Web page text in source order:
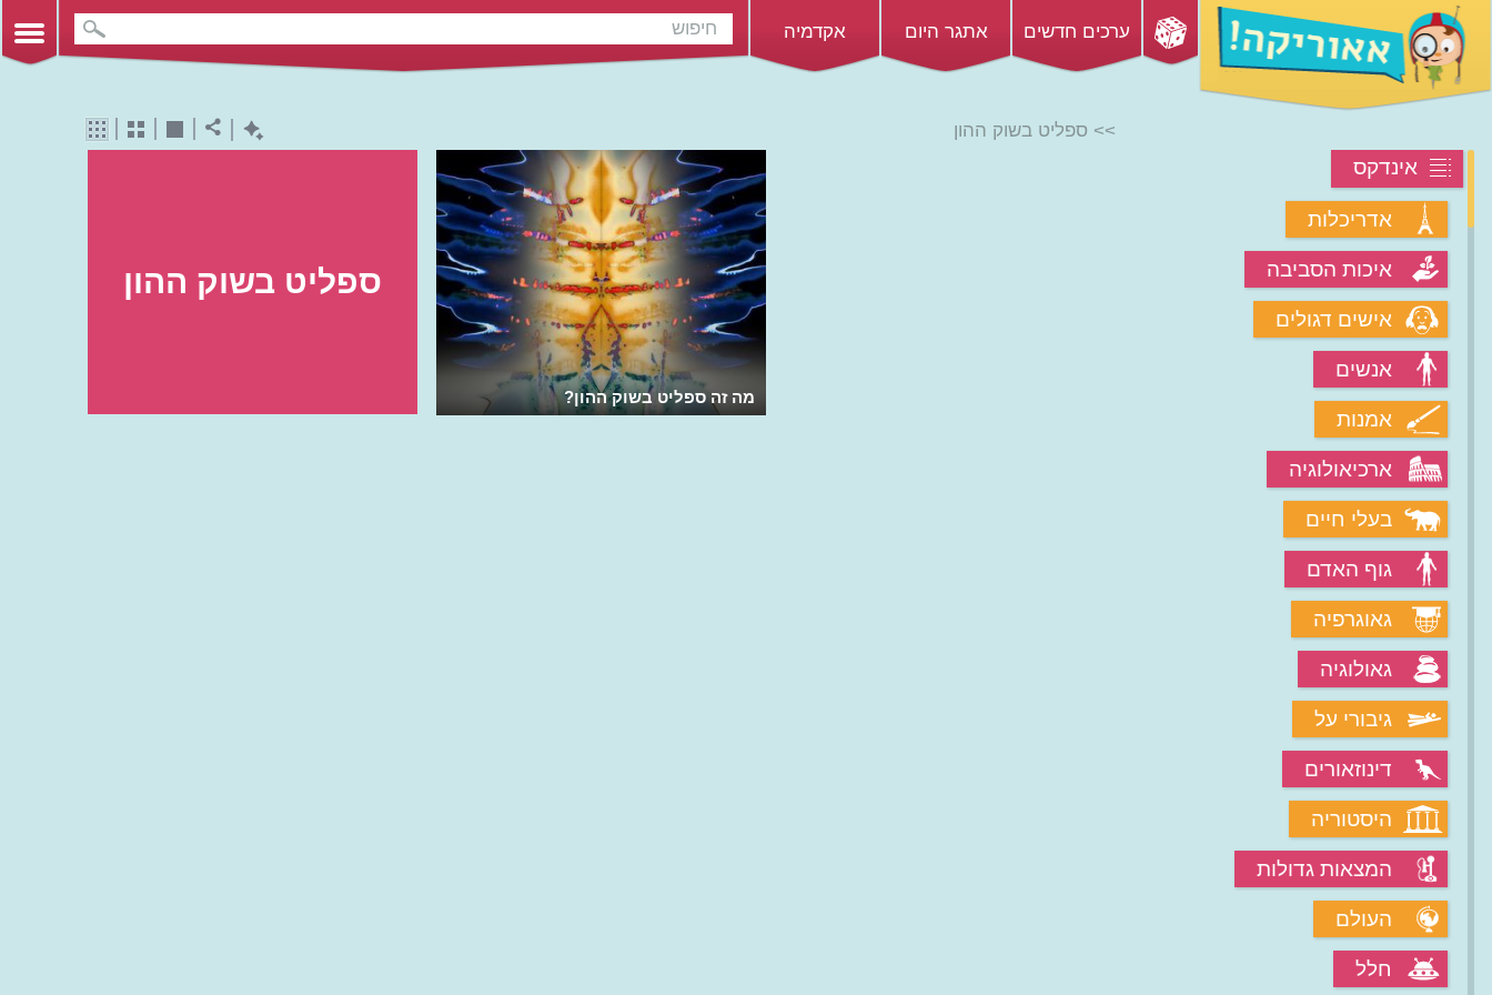
ערכים חדשים אתגר היום אקדמיה
אינדקס
אדריכלות
איכות הסביבה
אישים דגולים
אנשים
אמנות
ארכיאולוגיה
בעלי חיים
גוף האדם
גאוגרפיה
גאולוגיה
גיבורי על
דינוזאורים
היסטוריה
המצאות גדולות
העולם
חלל
>> ספליט בשוק ההון
ספליט בשוק ההון
מה זה ספליט בשוק ההון?